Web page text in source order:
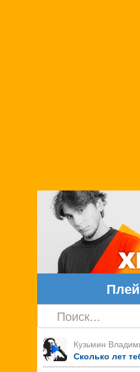
Кузьмин
Сколько лет